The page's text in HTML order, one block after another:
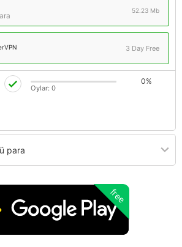
52.23 Mb
3 Day Free
0%
Oylar: 0
para
free